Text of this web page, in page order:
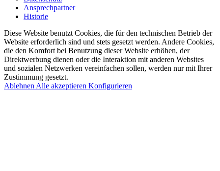
Ansprechpartner
Historie
Diese Website benutzt Cookies, die für den technischen Betrieb der
Website erforderlich sind und stets gesetzt werden. Andere Cookies,
die den Komfort bei Benutzung dieser Website erhöhen, der
Direktwerbung dienen oder die Interaktion mit anderen Websites
und sozialen Netzwerken vereinfachen sollen, werden nur mit Ihrer
Zustimmung gesetzt.
Ablehnen Alle akzeptieren Konfigurieren